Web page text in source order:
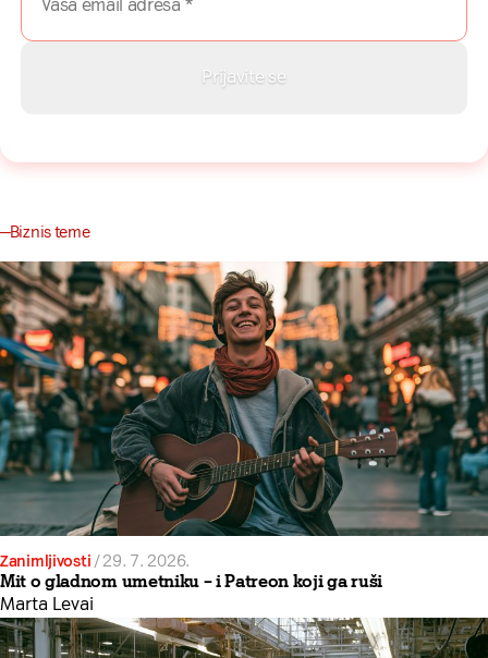
Biznis teme
Zanimljivosti /29. 7. 2026.
Mit o gladnom umetniku – i Patreon koji ga ruši
Marta Levai